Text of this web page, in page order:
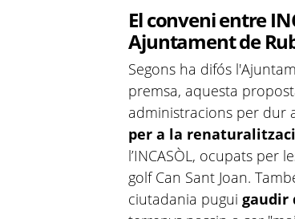
El conveni entre
Ajuntament de
Segons ha difós
premsa, aquesta
administracions per dur
per a la
l’INCASÒL, ocupats per
golf Can Sant Joan.
ciutadania pugui gaudir